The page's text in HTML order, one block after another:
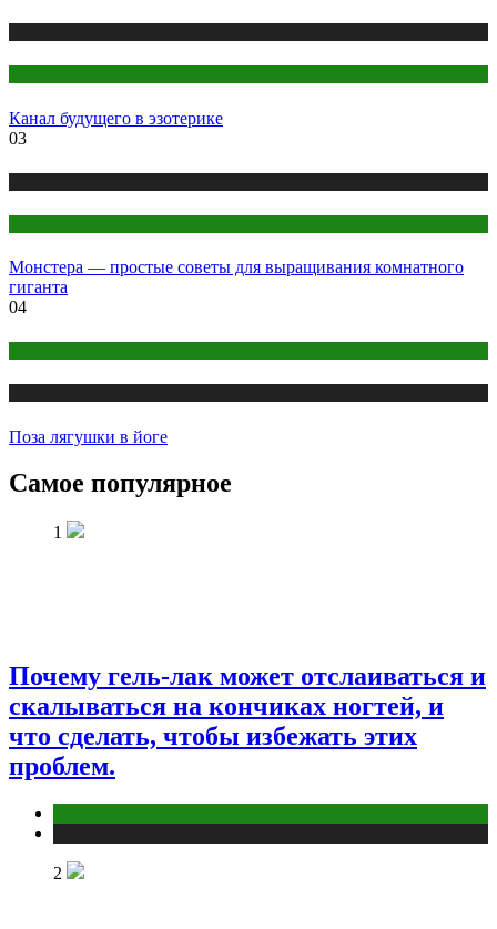
Канал будущего в эзотерике
03
Монстера — простые советы для выращивания комнатного
гиганта
04
Поза лягушки в йоге
Самое популярное
1
Почему гель-лак может отслаиваться и
скалываться на кончиках ногтей, и
что сделать, чтобы избежать этих
проблем.
2